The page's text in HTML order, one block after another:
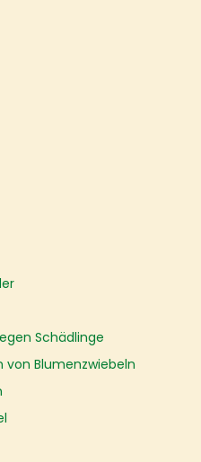
Schädlinge
von Blumenzwiebeln